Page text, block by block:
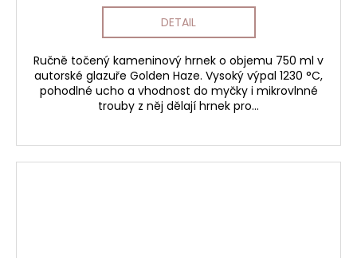
DETAIL
Ručně točený kameninový hrnek o objemu 750 ml v
autorské glazuře Golden Haze. Vysoký výpal 1230 °C,
pohodlné ucho a vhodnost do myčky i mikrovlnné
trouby z něj dělají hrnek pro...